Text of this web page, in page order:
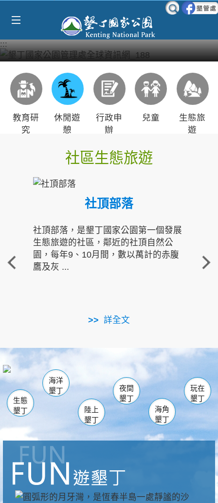
:::
教育研
究
休閒遊
憩
行政申
辦
兒童
生態旅
遊
社區生態旅遊
社頂部落
社頂部落，是墾丁國家公園第一個發展
生態旅遊的社區，鄰近的社頂自然公
園，每年9、10月間，數以萬計的赤腹
鷹及灰 ...
詳全文
重
走進
南仁湖
海生館
恆春 佳樂水
龍鑾潭自然中心 森林遊樂區
瓊麻館
關山 墾管處遊客中心
社頂公園 風吹沙
船帆石
白砂 龍磐公園
香蕉灣
砂島
鵝鑾鼻
生態
墾丁
海洋
墾丁
陸上
墾丁
夜間
墾丁
海角
墾丁
玩在
墾丁